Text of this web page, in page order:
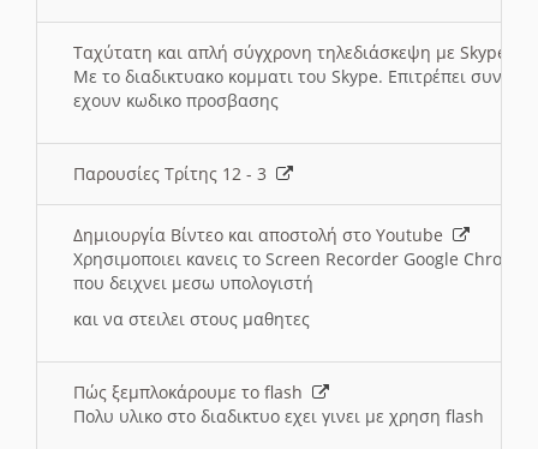
Ταχύτατη και απλή σύγχρονη τηλεδιάσκεψη με Skype
Με το διαδικτυακο κομματι του Skype. Επιτρέπει
εχουν κωδικο προσβασης
Παρουσίες Τρίτης 12 - 3
Δημιουργία Βίντεο και αποστολή στο Youtube
Χρησιμοποιει κανεις το Screen Recorder Google Chrome
που δειχνει μεσω υπολογιστή
και να στειλει στους μαθητες
Πώς ξεμπλοκάρουμε το flash
Πολυ υλικο στο διαδικτυο εχει γινει με χρηση flash